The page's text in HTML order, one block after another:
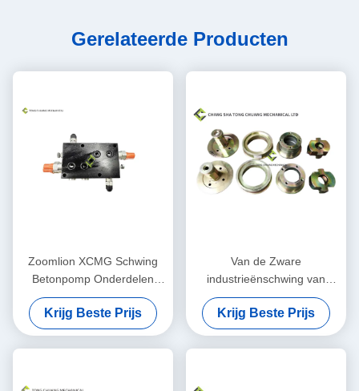
Gerelateerde Producten
Zoomlion XCMG Schwing
Betonpomp Onderdelen
Boom Balansklep
Krijg Beste Prijs
Van de Zware
industrieënschwing van
Sanyzoomlion van de
Concrete Pompdelen
Concrete de
Zuigerassemblage
Krijg Beste Prijs